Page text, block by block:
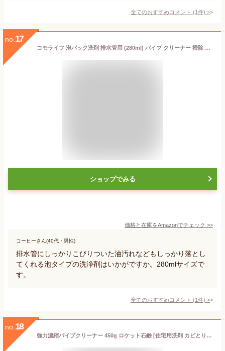
全てのおすすめコメント (1件) >
no. 17
コモライフ 泡パック洗剤 排水管用 (280ml) パイプ クリーナー 掃除 洗浄 除菌 消臭 強力ジェット泡 銀 PHMB
ショップでみる
価格と在庫をAmazonでチェック >>
コーヒーさん(40代・男性)
排水管にしっかりこびりついた油汚れなどもしっかり落とし
てくれる泡タイプの洗浄剤はいかがですか。280mlサイズで
す。
全てのおすすめコメント (1件) >
no. 18
強力濃縮パイプクリーナー 450g ロケット石鹸 [住宅用洗剤 カビとり 排水口 つまり ヌメリ 浴室 洗面所 台所 掃除]